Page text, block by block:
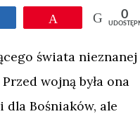
Przypnij 0
świata nieznanej
wojną była ona
Bośniaków, ale